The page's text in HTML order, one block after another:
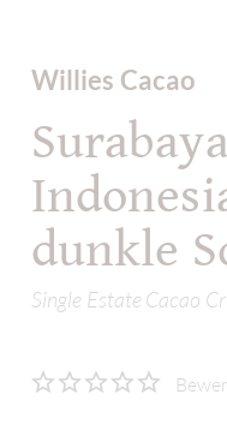
Willies Cacao
dunkle
Single Estate Cacao